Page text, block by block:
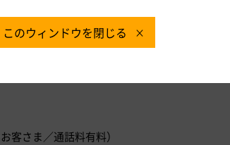
」の製品化を検討する予定です。
客さま／通話料有料）
このウィンドウを閉じる